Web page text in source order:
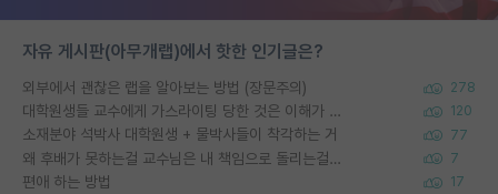
자유 게시판(아무개랩)에서 핫한 인기글은?
외부에서 괜찮은 랩을 알아보는 방법 (장문주의) 278
대학원생들 교수에게 가스라이팅 당한 것은 이해가 갑니다. 안타깝네요. 120
소재분야 석박사 대학원생 + 물박사들이 착각하는 거 77
왜 후배가 못하는걸 교수님은 내 책임으로 돌리는걸까요? 7
편애 하는 방법 17